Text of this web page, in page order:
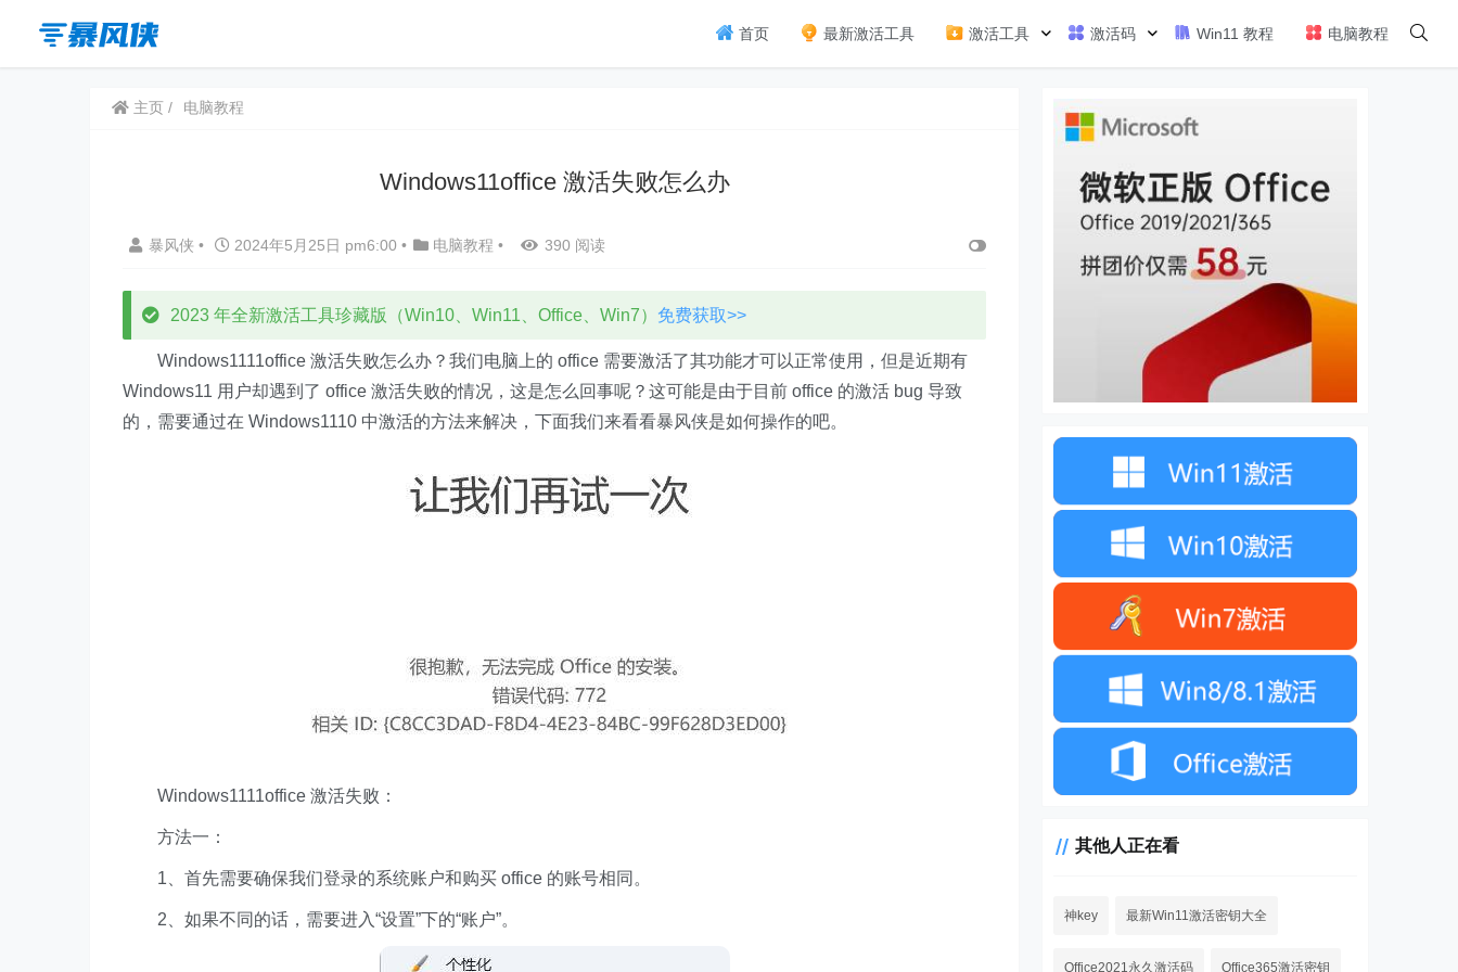
首页 最新激活工具 激活工具 激活码 Win11 教程 电脑教程
主页 电脑教程
Windows11office 激活失败怎么办
暴风侠 • 2024年5月25日 pm6:00 • 电脑教程 • 390 阅读
2023 年全新激活工具珍藏版（Win10、Win11、Office、Win7） 免费获取>>
Windows1111office 激活失败怎么办？我们电脑上的 office 需要激活了其功能才可以正常使用，但是近期有
Windows11 用户却遇到了 office 激活失败的情况，这是怎么回事呢？这可能是由于目前 office 的激活 bug 导致
的，需要通过在 Windows1110 中激活的方法来解决，下面我们来看看暴风侠是如何操作的吧。
Windows1111office 激活失败：
方法一：
1、首先需要确保我们登录的系统账户和购买 office 的账号相同。
2、如果不同的话，需要进入“设置”下的“账户”。
其他人正在看
神key 最新Win11激活密钥大全
Office2021永久激活码 Office365激活密钥